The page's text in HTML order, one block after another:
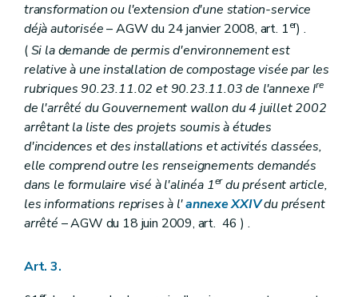
transformation ou l'extension d'une station-service
déjà autorisée– AGW du 24 janvier 2008, art. 1er) .
(Si la demande de permis d'environnement est
relative à une installation de compostage visée par les
rubriques 90.23.11.02 et 90.23.11.03 de l'annexe Ire
de l'arrêté du Gouvernement wallon du 4 juillet 2002
arrêtant la liste des projets soumis à études
d'incidences et des installations et activités classées,
elle comprend outre les renseignements demandés
dans le formulaire visé à l'alinéa 1erdu présent article,
les informations reprises à l'annexe XXIVdu présent
arrêté – AGW du 18 juin 2009, art. 46 ) .
Art. 3.